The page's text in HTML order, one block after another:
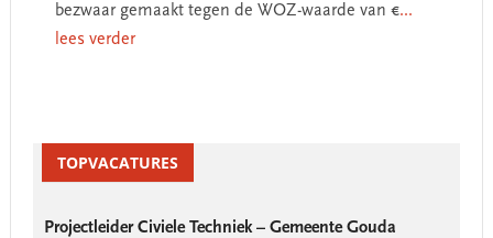
bezwaar gemaakt tegen de WOZ-waarde van €...
lees verder
SidebarTOPVACATURES
Projectleider Civiele Techniek – Gemeente Gouda